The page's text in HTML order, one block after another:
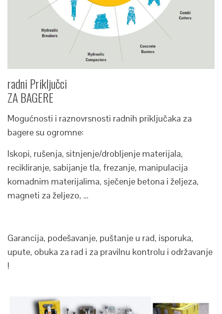
radni Priključci
ZA BAGERE
Mogućnosti i raznovrsnosti radnih priključaka za
bagere su ogromne:
Iskopi, rušenja, sitnjenje/drobljenje materijala,
recikliranje, sabijanje tla, frezanje, manipulacija
komadnim materijalima, sječenje betona i željeza,
magneti za željezo, …
Garancija, podešavanje, puštanje u rad, isporuka,
upute, obuka za rad i za pravilnu kontrolu i održavanje
!